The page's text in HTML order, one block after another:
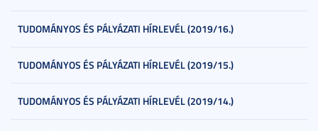
TUDOMÁNYOS ÉS PÁLYÁZATI HÍRLEVÉL (2019/16.)
TUDOMÁNYOS ÉS PÁLYÁZATI HÍRLEVÉL (2019/15.)
TUDOMÁNYOS ÉS PÁLYÁZATI HÍRLEVÉL (2019/14.)